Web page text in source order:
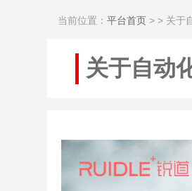
当前位置： 平台首页 > > 关于
关于自动